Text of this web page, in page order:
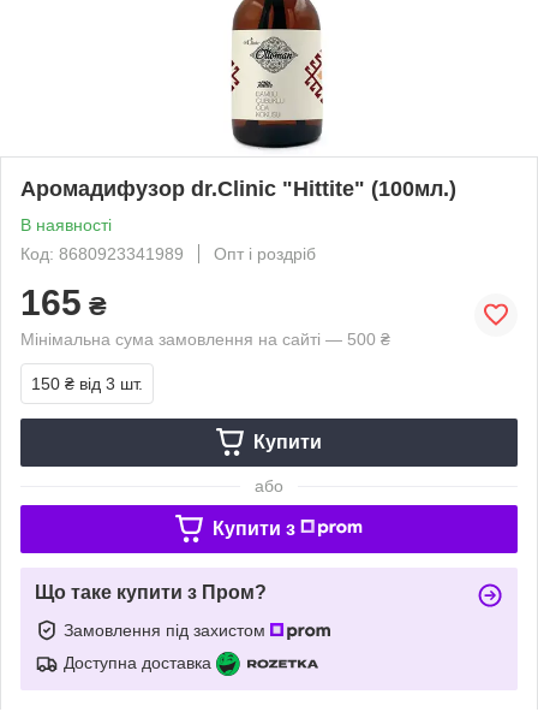
Аромадифузор dr.Clinic "Hittite" (100мл.)
В наявності
Код: 8680923341989
Опт і роздріб
165 ₴
Мінімальна сума замовлення на сайті — 500 ₴
150 ₴ від 3 шт.
Купити
або
Купити з
Що таке купити з Пром?
Замовлення під захистом
Доступна доставка